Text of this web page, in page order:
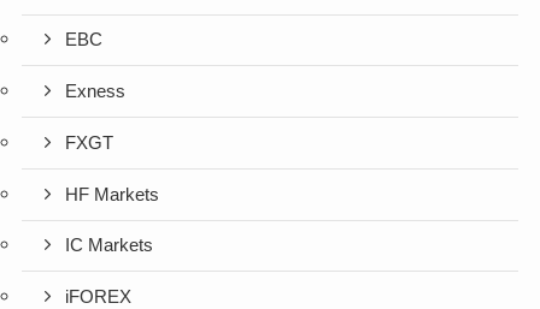
EBC
Exness
FXGT
HF Markets
IC Markets
iFOREX